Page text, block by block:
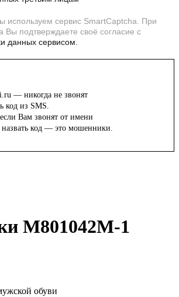
используем сервис SmartCaptcha. При
Вы подтверждаете своё согласие с
данных сервисом.
— никогда не звонят
код из SMS.
Вам звонят от имени
код — это мошенники.
M801042M-1
обуви